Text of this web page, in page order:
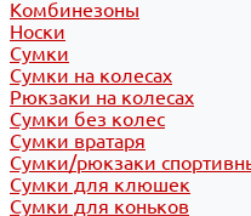
Комбинезоны
Носки
Сумки
Сумки на колесах
Рюкзаки на колесах
Сумки без колес
Сумки вратаря
Сумки/рюкзаки
Сумки для клюшек
Сумки для коньков